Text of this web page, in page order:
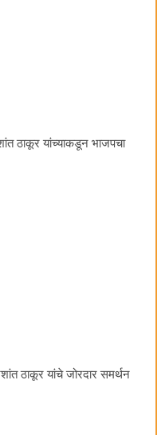
ठाकूर यांच्याकडून भाजपचा
ठाकूर यांचे जोरदार समर्थन